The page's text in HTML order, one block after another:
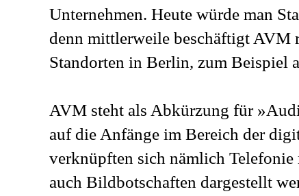
Unternehmen. Heute würde man
denn mittlerweile beschäftigt AVM
Standorten in Berlin, zum Beispiel
AVM steht als Abkürzung für
auf die Anfänge im Bereich der
verknüpften sich nämlich
auch Bildbotschaften dargestellt